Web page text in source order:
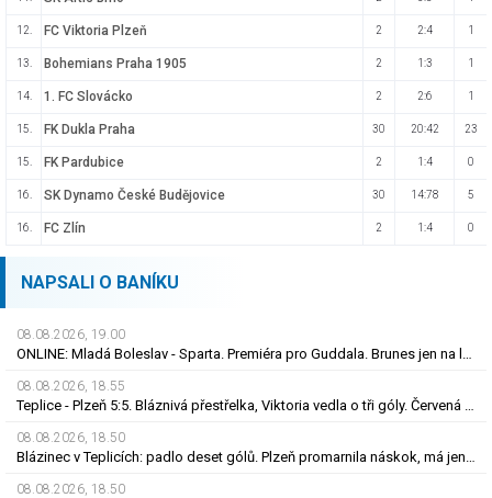
12. FC Viktoria Plzeň 2 2:4 1
13. Bohemians Praha 1905 2 1:3 1
14. 1. FC Slovácko 2 2:6 1
15. FK Dukla Praha 30 20:42 23
15. FK Pardubice 2 1:4 0
16. SK Dynamo České Budějovice 30 14:78 5
16. FC Zlín 2 1:4 0
NAPSALI O BANÍKU
08.08.2026, 19.00
ONLINE: Mladá Boleslav - Sparta. Premiéra pro Guddala. Brunes jen na lavičce, hraje Vojta
08.08.2026, 18.55
Teplice - Plzeň 5:5. Bláznivá přestřelka, Viktoria vedla o tři góly. Červená pro Krčíka
08.08.2026, 18.50
Blázinec v Teplicích: padlo deset gólů. Plzeň promarnila náskok, má jen bod
08.08.2026, 18.50